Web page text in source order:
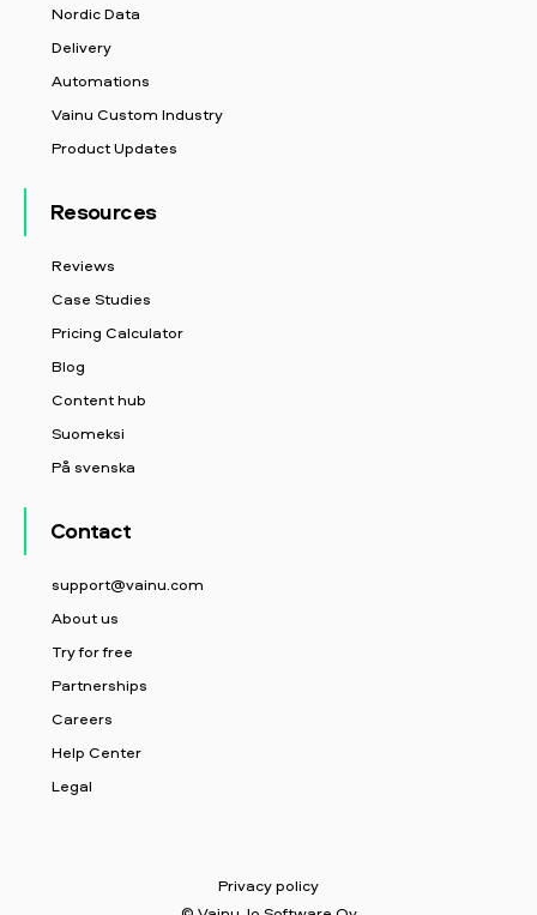
Nordic Data
Delivery
Automations
Vainu Custom Industry
Product Updates
Resources
Reviews
Case Studies
Pricing Calculator
Blog
Content hub
Suomeksi
På svenska
Contact
support@vainu.com
About us
Try for free
Partnerships
Careers
Help Center
Legal
Privacy policy